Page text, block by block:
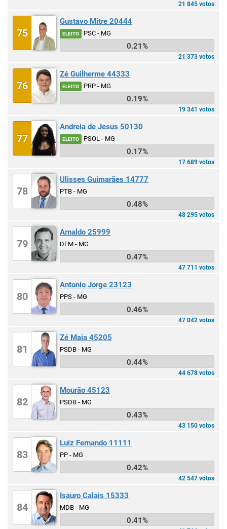
21 845 votos
75
Gustavo Mitre 20444
ELEITO PSC - MG
0.21%
21 373 votos
76
Zé Guilherme 44333
ELEITO PRP - MG
0.19%
19 341 votos
77
Andreia de Jesus 50130
ELEITO PSOL - MG
0.17%
17 689 votos
78
Ulisses Guimarães 14777
PTB - MG
0.48%
48 295 votos
79
Arnaldo 25999
DEM - MG
0.47%
47 711 votos
80
Antonio Jorge 23123
PPS - MG
0.46%
47 042 votos
81
Zé Maia 45205
PSDB - MG
0.44%
44 678 votos
82
Mourão 45123
PSDB - MG
0.43%
43 150 votos
83
Luiz Fernando 11111
PP - MG
0.42%
42 547 votos
84
Isauro Calais 15333
MDB - MG
0.41%